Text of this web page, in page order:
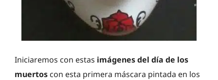
Iniciaremos con estas imágenes del día de los
muertos con esta primera máscara pintada en los